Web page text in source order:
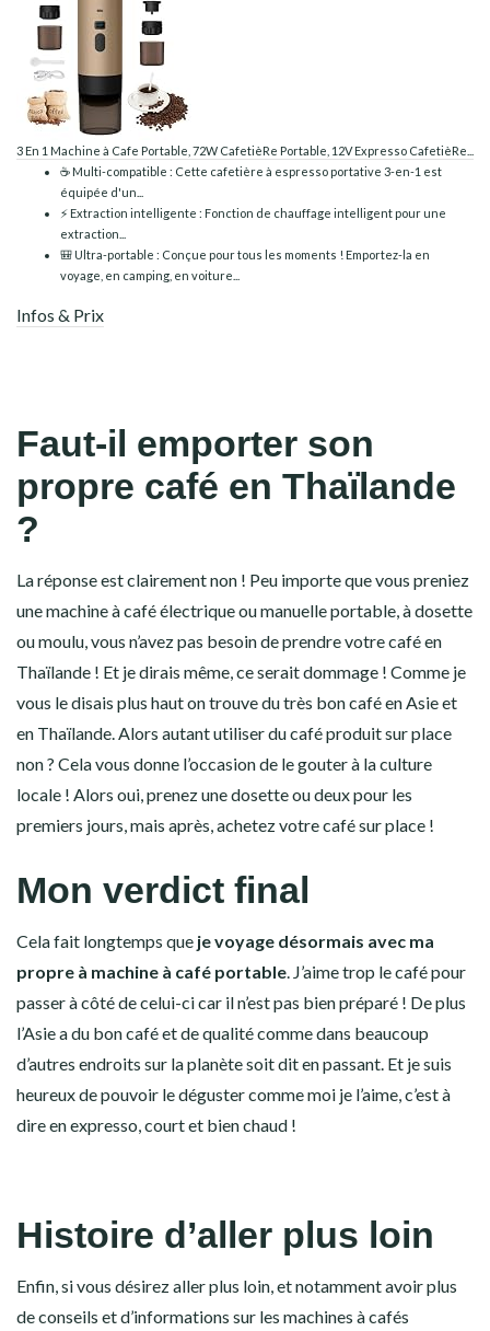
3 En 1 Machine à Cafe Portable, 72W CafetièRe Portable, 12V Expresso CafetièRe...
☕️ Multi-compatible : Cette cafetière à espresso portative 3-en-1 est
équipée d'un...
⚡️ Extraction intelligente : Fonction de chauffage intelligent pour une
extraction...
🎒 Ultra-portable : Conçue pour tous les moments ! Emportez-la en
voyage, en camping, en voiture...
Infos & Prix
Faut-il emporter son
propre café en Thaïlande
?
La réponse est clairement non ! Peu importe que vous preniez
une machine à café électrique ou manuelle portable, à dosette
ou moulu, vous n’avez pas besoin de prendre votre café en
Thaïlande ! Et je dirais même, ce serait dommage ! Comme je
vous le disais plus haut on trouve du très bon café en Asie et
en Thaïlande. Alors autant utiliser du café produit sur place
non ? Cela vous donne l’occasion de le gouter à la culture
locale ! Alors oui, prenez une dosette ou deux pour les
premiers jours, mais après, achetez votre café sur place !
Mon verdict final
Cela fait longtemps que je voyage désormais avec ma
propre à machine à café portable . J’aime trop le café pour
passer à côté de celui-ci car il n’est pas bien préparé ! De plus
l’Asie a du bon café et de qualité comme dans beaucoup
d’autres endroits sur la planète soit dit en passant. Et je suis
heureux de pouvoir le déguster comme moi je l’aime, c’est à
dire en expresso, court et bien chaud !
Histoire d’aller plus loin
Enfin, si vous désirez aller plus loin, et notamment avoir plus
de conseils et d’informations sur les machines à cafés